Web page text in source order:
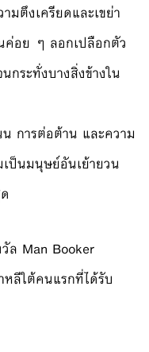
มตึงเครียดและเขย่า
ค่อย ๆ ลอกเปลือกตัว
กระทั่งบางสิ่งข้างใน
การต่อต้าน และความ
ป็นมนุษย์อันเย้ายวน
ล Man Booker
หลีใต้คนแรกที่ได้รับ